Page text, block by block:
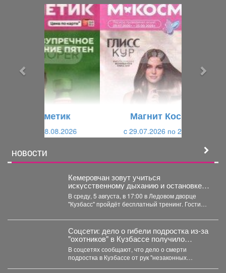
Магнит Косметик
c 29.07.2026 по 25.08.2026
НОВОСТИ
Кемеровчан зовут учиться
искусственному дыханию и остановке
кровотечения
В среду, 5 августа, в 17:00 в Ледовом дворце
"Кузбасс" пройдёт бесплатный тренинг. Гости
Соцсети: дело о гибели подростка из-за
"охотников" в Кузбассе получило
шокирующее развитие
В соцсетях сообщают, что дело о смерти
подростка в Кузбассе от рук "незаконных